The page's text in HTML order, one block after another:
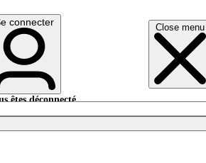
Close menu
connecter
êtes déconnecté.